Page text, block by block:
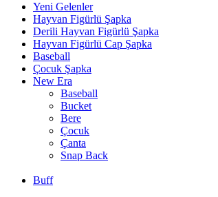
Yeni Gelenler
Hayvan Figürlü Şapka
Derili Hayvan Figürlü Şapka
Hayvan Figürlü Cap Şapka
Baseball
Çocuk Şapka
New Era
Baseball
Bucket
Bere
Çocuk
Çanta
Snap Back
Buff